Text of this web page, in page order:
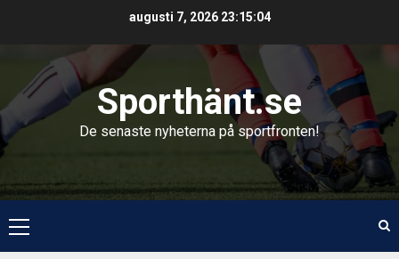
augusti 7, 2026 23:15:05
Sporthänt.se
De senaste nyheterna på sportfronten!
Primary
Menu